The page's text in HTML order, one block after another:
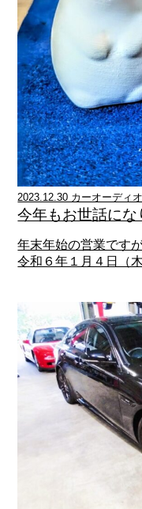
2023.12.30 カーオーディオ
今年もお世話にな
年末年始の営業です
令和６年１月４日（